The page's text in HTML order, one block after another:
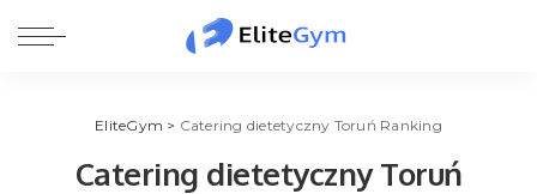
EliteGym > Catering dietetyczny Toruń Ranking
Catering dietetyczny Toruń